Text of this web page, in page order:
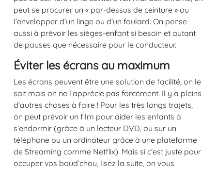
peut se procurer un « par-dessus de ceinture » ou
l’envelopper d’un linge ou d’un foulard. On pense
aussi à prévoir les sièges-enfant si besoin et autant
de pauses que nécessaire pour le conducteur.
Éviter les écrans au maximum
Les écrans peuvent être une solution de facilité, on le
sait mais on ne l’apprécie pas forcément. Il y a pleins
d’autres choses à faire ! Pour les très longs trajets,
on peut prévoir un film pour aider les enfants à
s’endormir (grâce à un lecteur DVD, ou sur un
téléphone ou un ordinateur grâce à une plateforme
de Streaming comme Netflix). Mais si c’est juste pour
occuper vos boud’chou, lisez la suite, on vous